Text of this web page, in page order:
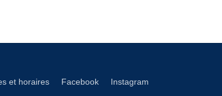
footer
et horaires Facebook Instagram